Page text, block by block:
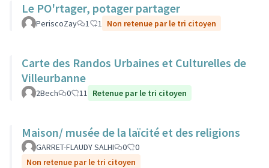
Le PO'rtager, potager partager
PeriscoZay 1 1 Non retenue par le tri citoyen
Carte des Randos Urbaines et Culturelles de
Villeurbanne
2Bech 0 11 Retenue par le tri citoyen
Maison/ musée de la laïcité et des religions
GARRET-FLAUDY SALHI 0
0
Non retenue par le tri citoyen